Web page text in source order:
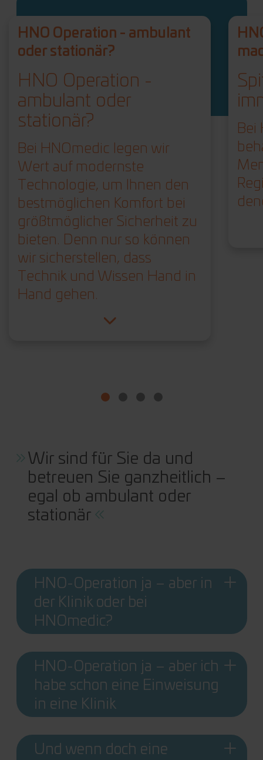
HNO Operation - ambulant
oder stationär?
HNO Operation -
ambulant oder
stationär?
Bei HNOmedic legen wir
Wert auf modernste
Technologie, um Ihnen den
bestmöglichen Komfort bei
größtmöglicher Sicherheit zu
bieten. Denn nur so können
wir sicherstellen, dass
Technik und Wissen Hand in
Hand gehen.
Bei
Wir sind für Sie da und
betreuen Sie ganzheitlich –
egal ob ambulant oder
stationär
HNO-Operation ja – aber in
der Klinik oder bei
HNOmedic?
HNO-Operation ja – aber ich
habe schon eine Einweisung
in eine Klinik
Und wenn doch eine